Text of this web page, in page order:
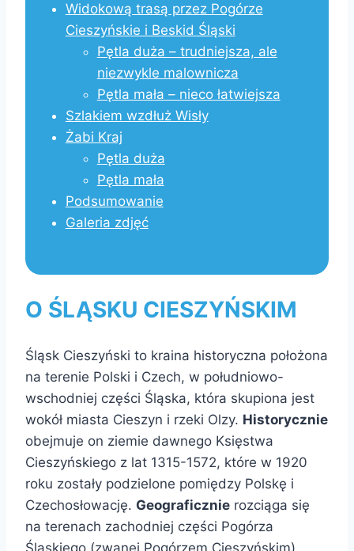
Widokową trasą przez Pogórze
Cieszyńskie i Beskid Śląski
Pętla duża – trudniejsza, ale
niezwykle malownicza
Pętla mała – nieco łatwiejsza
Szlakiem wzdłuż Wisły
Żabi Kraj
Pętla duża
Pętla mała
Podsumowanie
Galeria zdjęć
O ŚLĄSKU CIESZYŃSKIM
Śląsk Cieszyński to kraina historyczna położona
na terenie Polski i Czech, w południowo-
wschodniej części Śląska, która skupiona jest
wokół miasta Cieszyn i rzeki Olzy. Historycznie
obejmuje on ziemie dawnego Księstwa
Cieszyńskiego z lat 1315-1572, które w 1920
roku zostały podzielone pomiędzy Polskę i
Czechosłowację. Geograficznie rozciąga się
na terenach zachodniej części Pogórza
Śląskiego (zwanej Pogórzem Cieszyńskim),